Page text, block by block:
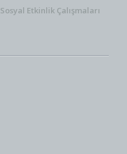
Sosyal Etkinlik Çalışmaları